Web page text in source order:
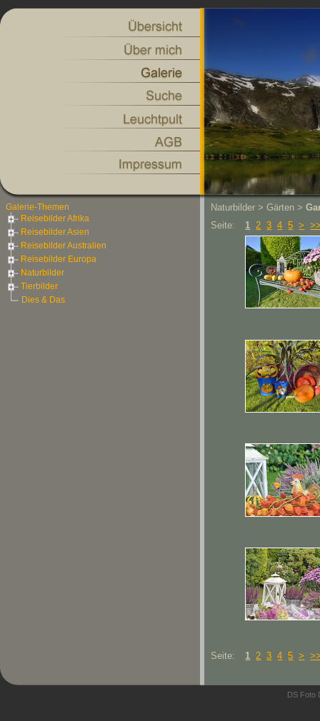
Galerie-Themen
Reisebilder Afrika
Reisebilder Asien
Reisebilder Australien
Reisebilder Europa
Naturbilder
Tierbilder
Dies & Das
Naturbilder > Gärten >
Seite:
1 2 3 4 5 >
Seite: 1 2 3 4 5 >
DS Foto